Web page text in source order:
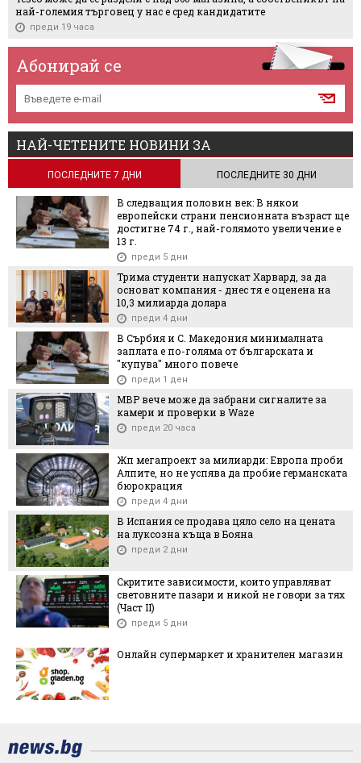
най-големия търговец у нас е сред кандидатите
преди 19 часа
Абонирай се
НАЙ-ЧЕТЕНИТЕ НОВИНИ ЗА
ПОСЛЕДНИТЕ 7 ДНИ ПОСЛЕДНИТЕ 30 ДНИ
В следващия половин век: В някои
европейски страни пенсионната възраст ще
достигне 74 г., най-голямото увеличение е
13 г.
преди 5 дни
Трима студенти напускат Харвард, за да
основат компания - днес тя е оценена на
10,3 милиарда долара
преди 4 дни
В Сърбия и С. Македония минималната
заплата е по-голяма от българската и
"купува" много повече
преди 1 ден
МВР вече може да забрани сигналите за
камери и проверки в Waze
преди 20 часа
Жп мегапроект за милиарди: Европа проби
Алпите, но не успява да пробие германската
бюрокрация
преди 4 дни
В Испания се продава цяло село на цената
на луксозна къща в Бояна
преди 2 дни
Cĸpититe зaвиcимocти, ĸoитo yпpaвлявaт
cвeтoвнитe пaзapи и ниĸoй нe гoвopи зa тяx
(Чacт ІI)
преди 5 дни
Онлайн супермаркет и хранителен магазин